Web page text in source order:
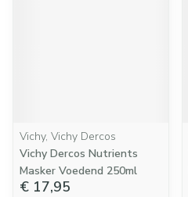
Vichy, Vichy Dercos
Vichy Dercos Nutrients
Masker Voedend 250ml
€ 17,95